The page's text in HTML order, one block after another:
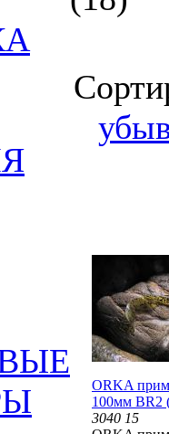
ORKA
100мм BR2
3040 15